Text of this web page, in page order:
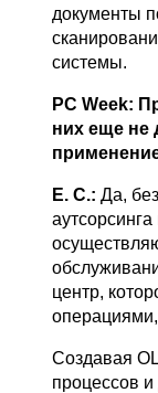
документы
системы.
PC Week:
них еще не
Е. С.: Да,
центр,
Создавая
процессов и